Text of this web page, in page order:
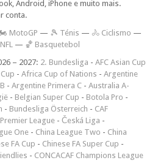
Android, iPhone e muito mais.
conta.
MotoGP — 🎾 Ténis — 🚴 Ciclismo —
— 🏀 Basquetebol
– 2027: 2. Bundesliga - AFC Asian Cup
- Africa Cup of Nations - Argentine
- Argentine Primera C - Australia A-
- Belgian Super Cup - Botola Pro -
- Bundesliga Österreich - CAF
League - Česká Liga -
One - China League Two - China
FA Cup - Chinese FA Super Cup -
- CONCACAF Champions League